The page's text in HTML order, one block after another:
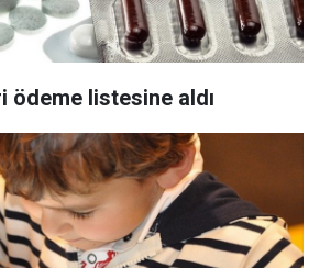
ödeme listesine aldı